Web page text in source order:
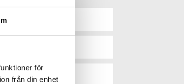
för
från din enhet